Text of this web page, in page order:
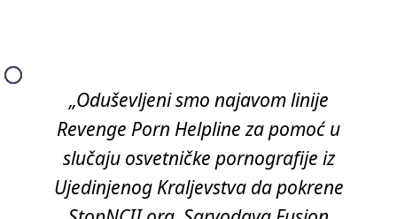
„Oduševljeni smo najavom linije
Revenge Porn Helpline za pomoć u
slučaju osvetničke pornografije iz
Ujedinjenog Kraljevstva da pokrene